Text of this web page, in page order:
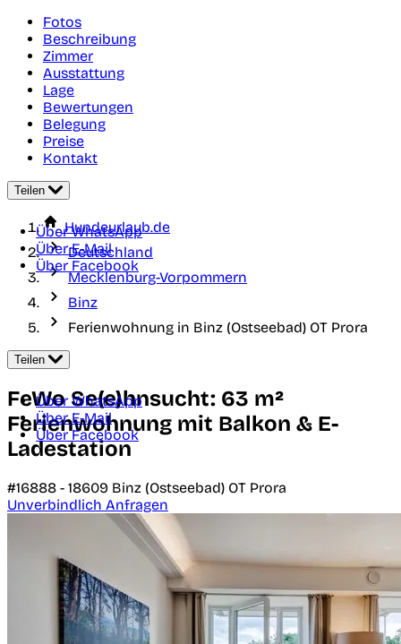
Fotos
Beschreibung
Zimmer
Ausstattung
Lage
Bewertungen
Belegung
Preise
Kontakt
Teilen
Über WhatsApp
Über E-Mail
Über Facebook
Hundeurlaub.de
Deutschland
Mecklenburg-Vorpommern
Binz
Ferienwohnung in Binz (Ostseebad) OT Prora
Teilen
Über WhatsApp
Über E-Mail
Über Facebook
FeWo Se(e)hnsucht: 63 m²
Ferienwohnung mit Balkon & E-
Ladestation
#16888 - 18609 Binz (Ostseebad) OT Prora
Unverbindlich Anfragen